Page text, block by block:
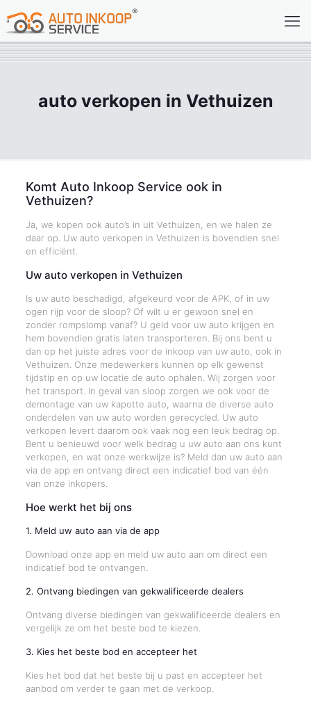
auto verkopen in Vethuizen
Komt Auto Inkoop Service ook in
Vethuizen?
Ja, we kopen ook auto’s in uit Vethuizen, en we halen ze
daar op. Uw auto verkopen in Vethuizen is bovendien snel
en efficiënt.
Uw auto verkopen in Vethuizen
Is uw auto beschadigd, afgekeurd voor de APK, of in uw
ogen rijp voor de sloop? Of wilt u er gewoon snel en
zonder rompslomp vanaf? U geld voor uw auto krijgen en
hem bovendien gratis laten transporteren. Bij ons bent u
dan op het juiste adres voor de inkoop van uw auto, ook in
Vethuizen. Onze medewerkers kunnen op elk gewenst
tijdstip en op uw locatie de auto ophalen. Wij zorgen voor
het transport. In geval van sloop zorgen we ook voor de
demontage van uw kapotte auto, waarna de diverse auto
onderdelen van uw auto worden gerecycled. Uw auto
verkopen levert daarom ook vaak nog een leuk bedrag op.
Bent u benieuwd voor welk bedrag u uw auto aan ons kunt
verkopen, en wat onze werkwijze is? Meld dan uw auto aan
via de app en ontvang direct een indicatief bod van één
van onze inkopers.
Hoe werkt het bij ons
1. Meld uw auto aan via de app
Download onze app en meld uw auto aan om direct een
indicatief bod te ontvangen.
2. Ontvang biedingen van gekwalificeerde dealers
Ontvang diverse biedingen van gekwalificeerde dealers en
vergelijk ze om het beste bod te kiezen.
3. Kies het beste bod en accepteer het
Kies het bod dat het beste bij u past en accepteer het
aanbod om verder te gaan met de verkoop.